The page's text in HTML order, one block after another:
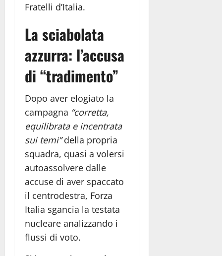
Fratelli d’Italia.
La sciabolata
azzurra: l’accusa
di “tradimento”
Dopo aver elogiato la
campagna “corretta,
equilibrata e incentrata
sui temi”della propria
squadra, quasi a volersi
autoassolvere dalle
accuse di aver spaccato
il centrodestra, Forza
Italia sgancia la testata
nucleare analizzando i
flussi di voto.